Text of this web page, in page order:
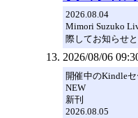
2026.08.04
Mimori Suzuko
際してお知らせ
2026/08/06
開催中のKindleセ
NEW
新刊
2026.08.05